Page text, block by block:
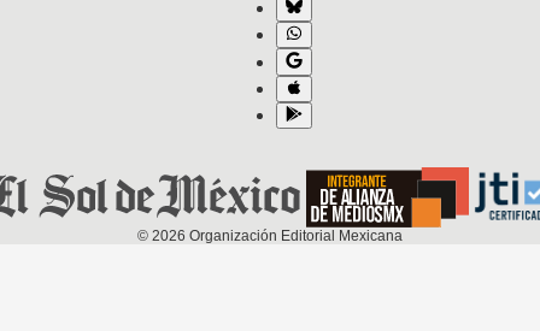
© 2026 Organización Editorial Mexicana